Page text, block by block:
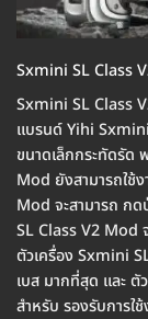
Sxmini SL Class
Sxmini SL Class
แบรนด์ Yihi
ขนาดเล็กกระทัดรัด
Mod ยังสามารถใช้
Mod จะสามารถ ก
SL Class V2 Mod
ตัวเครื่อง Sxmini
เบส มากที่สุด และ
สำหรับ รองรับการใ